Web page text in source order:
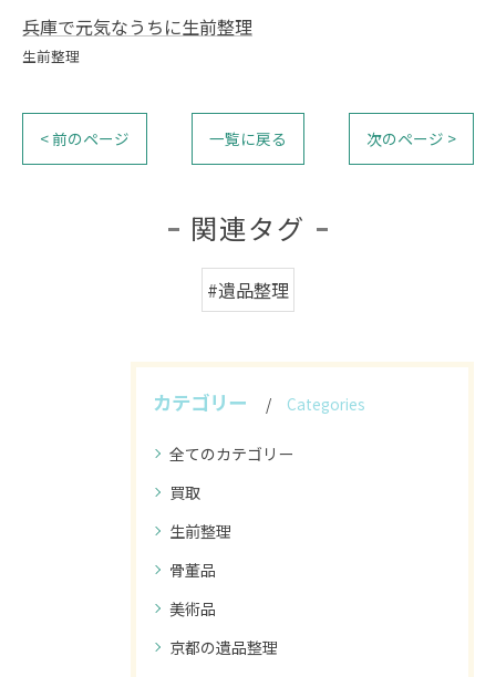
兵庫で元気なうちに生前整理
生前整理
< 前のページ 一覧に戻る 次のページ >
関連タグ
#遺品整理
カテゴリー Categories
全てのカテゴリー
買取
生前整理
骨董品
美術品
京都の遺品整理